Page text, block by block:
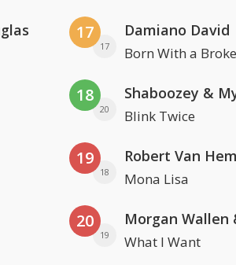
17
17
Damiano David
Born With a
18
20
Shaboozey &
Blink Twice
19
18
Robert Van
Mona Lisa
20
19
Morgan Wallen
What I Want